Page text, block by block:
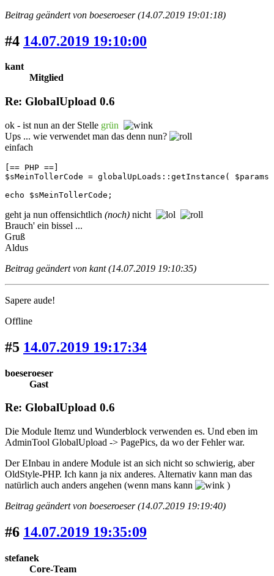
Beitrag geändert von boeseroeser (14.07.2019 19:01:18)
#4 14.07.2019 19:10:00
kant
Mitglied
Re: GlobalUpload 0.6
ok - ist nun an der Stelle grün
Ups ... wie verwendet man das denn nun?
einfach
[== PHP ==]
$sMeinTollerCode = globalUpLoads::getInstance(
echo $sMeinTollerCode;
geht ja nun offensichtlich (noch) nicht
Brauch' ein bissel ...
Gruß
Aldus
Beitrag geändert von kant (14.07.2019 19:10:35)
Sapere aude!
Offline
#5 14.07.2019 19:17:34
boeseroeser
Gast
Re: GlobalUpload 0.6
Die Module Itemz und Wunderblock verwenden es. Und eben im
AdminTool GlobalUpload -> PagePics, da wo der Fehler war.
Der EInbau in andere Module ist an sich nicht so schwierig, aber
OldStyle-PHP. Ich kann ja nix anderes. Alternativ kann man das
natürlich auch anders angehen (wenn mans kann
)
Beitrag geändert von boeseroeser (14.07.2019 19:19:40)
#6 14.07.2019 19:35:09
stefanek
Core-Team